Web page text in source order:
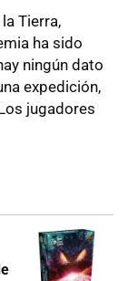
Tierra,
ha sido
ningún dato
expedición,
jugadores